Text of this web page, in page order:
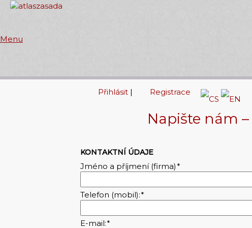
Menu
Přihlásit | Registrace
Napište nám –
KONTAKTNÍ ÚDAJE
Jméno a příjmení (firma)*
Telefon (mobil):*
E-mail:*